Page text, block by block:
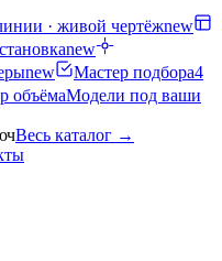
· живой чертёжnew
new
new Мастер подбора4
объёмаМодели под ваши
Весь каталог →